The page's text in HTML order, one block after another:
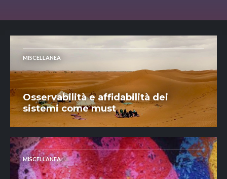
MISCELLANEA
Osservabilità e affidabilità dei
sistemi come must
MISCELLANEA